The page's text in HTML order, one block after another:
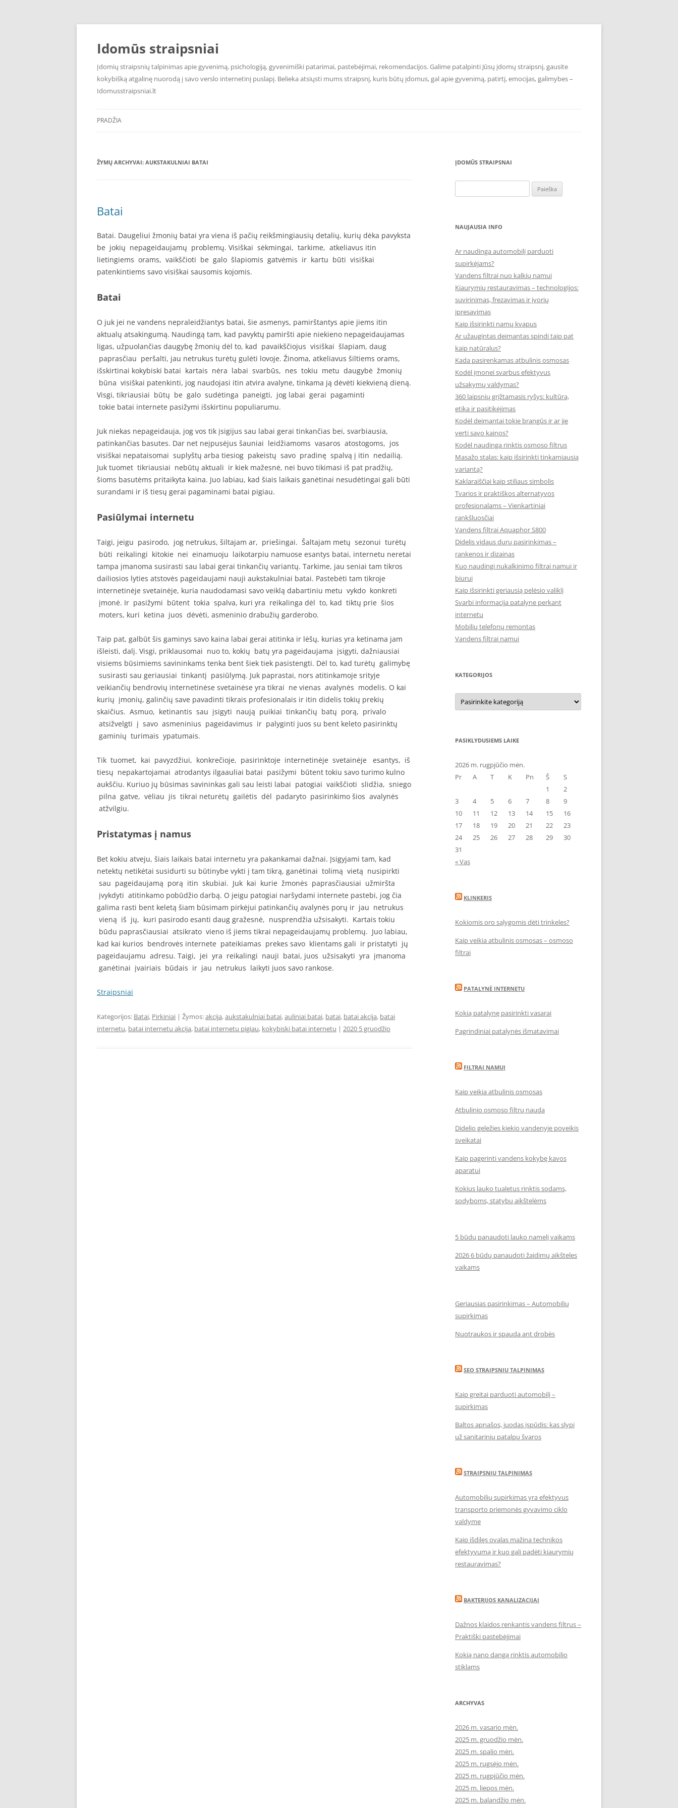
Pereiti
turinio
Idomūs straipsniai
Įdomių straipsnių talpinimas apie gyvenimą, psichologiją, gyvenimiški patarimai, pastebėjimai, rekomendacijos. Galime patalpinti Jūsų įdomų straipsnį, gausite
kokybišką atgalinę nuorodą į savo verslo internetinį puslapį. Belieka atsiųsti mums straipsnį, kuris būtų įdomus, gal apie gyvenimą, patirtį, emocijas, galimybes –
Idomusstraipsniai.lt
PRADŽIA
ŽYMŲ ARCHYVAI: AUKSTAKULNIAI BATAI
Batai
Batai. Daugeliui žmonių batai yra viena iš pačių reikšmingiausių detalių, kurių dėka pavyksta
be jokių nepageidaujamų problemų. Visiškai sėkmingai, tarkime, atkeliavus itin
lietingiems orams, vaikščioti be galo šlapiomis gatvėmis ir kartu būti visiškai
patenkintiems savo visiškai sausomis kojomis.
Batai
O juk jei ne vandens nepraleidžiantys batai, šie asmenys, pamirštantys apie jiems itin
aktualų atsakingumą. Naudingą tam, kad pavyktų pamiršti apie niekieno nepageidaujamas
ligas, užpuolančias daugybę žmonių dėl to, kad pavaikščiojus visiškai šlapiam, daug
paprasčiau peršalti, jau netrukus turėtų gulėti lovoje. Žinoma, atkeliavus šiltiems orams,
išskirtinai kokybiski batai kartais nėra labai svarbūs, nes tokiu metu daugybė žmonių
būna visiškai patenkinti, jog naudojasi itin atvira avalyne, tinkama ją dėvėti kiekvieną dieną.
Visgi, tikriausiai būtų be galo sudėtinga paneigti, jog labai gerai pagaminti
tokie batai internete pasižymi išskirtinu populiarumu.
Juk niekas nepageidauja, jog vos tik įsigijus sau labai gerai tinkančias bei, svarbiausia,
patinkančias basutes. Dar net neįpusėjus šauniai leidžiamoms vasaros atostogoms, jos
visiškai nepataisomai suplyštų arba tiesiog pakeistų savo pradinę spalvą į itin nedailią.
Juk tuomet tikriausiai nebūtų aktuali ir kiek mažesnė, nei buvo tikimasi iš pat pradžių,
šioms basutėms pritaikyta kaina. Juo labiau, kad šiais laikais ganėtinai nesudėtingai gali būti
surandami ir iš tiesų gerai pagaminami batai pigiau.
Pasiūlymai internetu
Taigi, jeigu pasirodo, jog netrukus, šiltajam ar, priešingai. Šaltajam metų sezonui turėtų
būti reikalingi kitokie nei einamuoju laikotarpiu namuose esantys batai, internetu neretai
tampa įmanoma susirasti sau labai gerai tinkančių variantų. Tarkime, jau seniai tam tikros
dailiosios lyties atstovės pageidaujami nauji aukstakulniai batai. Pastebėti tam tikroje
internetinėje svetainėje, kuria naudodamasi savo veiklą dabartiniu metu vykdo konkreti
įmonė. Ir pasižymi būtent tokia spalva, kuri yra reikalinga dėl to, kad tiktų prie šios
moters, kuri ketina juos dėvėti, asmeninio drabužių garderobo.
Taip pat, galbūt šis gaminys savo kaina labai gerai atitinka ir lėšų, kurias yra ketinama jam
išleisti, dalį. Visgi, priklausomai nuo to, kokių batų yra pageidaujama įsigyti, dažniausiai
visiems būsimiems savininkams tenka bent šiek tiek pasistengti. Dėl to, kad turėtų galimybę
susirasti sau geriausiai tinkantį pasiūlymą. Juk paprastai, nors atitinkamoje srityje
veikiančių bendrovių internetinėse svetainėse yra tikrai ne vienas avalynės modelis. O kai
kurių įmonių, galinčių save pavadinti tikrais profesionalais ir itin didelis tokių prekių
skaičius. Asmuo, ketinantis sau įsigyti naują puikiai tinkančių batų porą, privalo
atsižvelgti į savo asmeninius pageidavimus ir palyginti juos su bent keleto pasirinktų
gaminių turimais ypatumais.
Tik tuomet, kai pavyzdžiui, konkrečioje, pasirinktoje internetinėje svetainėje esantys, iš
tiesų nepakartojamai atrodantys ilgaauliai batai pasižymi būtent tokiu savo turimo kulno
aukščiu. Kuriuo jų būsimas savininkas gali sau leisti labai patogiai vaikščioti slidžia, sniego
pilna gatve, vėliau jis tikrai neturėtų gailėtis dėl padaryto pasirinkimo šios avalynės
atžvilgiu.
Pristatymas į namus
Bet kokiu atveju, šiais laikais batai internetu yra pakankamai dažnai. Įsigyjami tam, kad
netektų netikėtai susidurti su būtinybe vykti į tam tikrą, ganėtinai tolimą vietą nusipirkti
sau pageidaujamą porą itin skubiai. Juk kai kurie žmonės paprasčiausiai užmiršta
įvykdyti atitinkamo pobūdžio darbą. O jeigu patogiai naršydami internete pastebi, jog čia
galima rasti bent keletą šiam būsimam pirkėjui patinkančių avalynės porų ir jau netrukus
vieną iš jų, kuri pasirodo esanti daug gražesnė, nusprendžia užsisakyti. Kartais tokiu
būdu paprasčiausiai atsikrato vieno iš jiems tikrai nepageidaujamų problemų. Juo labiau,
kad kai kurios bendrovės internete pateikiamas prekes savo klientams gali ir pristatyti jų
pageidaujamu adresu. Taigi, jei yra reikalingi nauji batai, juos užsisakyti yra įmanoma
ganėtinai įvairiais būdais ir jau netrukus laikyti juos savo rankose.
Straipsniai
Kategorijos: Batai, Pirkiniai | Žymos:akcija,aukstakulniai batai,auliniai batai, batai, batai akcija, batai
internetu, batai internetu akcija, batai internetu pigiau, kokybiski batai internetu | 2020 5 gruodžio
ĮDOMŪS STRAIPSNAI
NAUJAUSIA INFO
Ar naudinga automobilį parduoti
supirkėjams?
Vandens filtrai nuo kalkių namui
Kiaurymių restauravimas – technologijos:
suvirinimas, frezavimas ir įvorių
įpresavimas
Kaip išsirinkti namų kvapus
Ar užaugintas deimantas spindi taip pat
kaip natūralus?
Kada pasirenkamas atbulinis osmosas
Kodėl įmonei svarbus efektyvus
užsakymų valdymas?
360 laipsnių grįžtamasis ryšys: kultūra,
etika ir pasitikėjimas
Kodėl deimantai tokie brangūs ir ar jie
verti savo kainos?
Kodėl naudinga rinktis osmoso filtrus
Masažo stalas: kaip išsirinkti tinkamiausią
variantą?
Kaklaraiščiai kaip stiliaus simbolis
Tvarios ir praktiškos alternatyvos
profesionalams – Vienkartiniai
rankšluosčiai
Vandens filtrai Aquaphor S800
Didelis vidaus durų pasirinkimas –
rankenos ir dizainas
Kuo naudingi nukalkinimo filtrai namui ir
biurui
Kaip išsirinkti geriausią pelėsio valiklį
Svarbi informacija patalyne perkant
internetu
Mobilių telefonų remontas
Vandens filtrai namui
KATEGORIJOS
Kategorijos
PASIKLYDUSIEMS LAIKE
2026 m. rugpjūčio mėn.
Pr
A T K Pn Š
S
1
2
3
4 5 6 7 8
9
10
11 12 13 14 15
16
17
18 19 20 21 22
23
24
25 26 27 28 29
30
31
« Vas
KLINKERIS
Kokiomis oro sąlygomis dėti trinkeles?
Kaip veikia atbulinis osmosas – osmoso
filtrai
PATALYNĖ INTERNETU
Kokią patalynę pasirinkti vasarai
Pagrindiniai patalynės išmatavimai
FILTRAI NAMUI
Kaip veikia atbulinis osmosas
Atbulinio osmoso filtrų nauda
Didelio geležies kiekio vandenyje poveikis
sveikatai
Kaip pagerinti vandens kokybę kavos
aparatui
Kokius lauko tualetus rinktis sodams,
sodyboms, statybų aikštelėms
5 būdų panaudoti lauko namelį vaikams
2026 6 būdų panaudoti žaidimų aikšteles
vaikams
Geriausias pasirinkimas – Automobilių
supirkimas
Nuotraukos ir spauda ant drobės
SEO STRAIPSNIU TALPINIMAS
Kaip greitai parduoti automobilį –
supirkimas
Baltos apnašos, juodas įspūdis: kas slypi
už sanitarinių patalpų švaros
STRAIPSNIU TALPINIMAS
Automobilių supirkimas yra efektyvus
transporto priemonės gyvavimo ciklo
valdyme
Kaip išdilęs ovalas mažina technikos
efektyvumą ir kuo gali padėti kiaurymių
restauravimas?
BAKTERIJOS KANALIZACIJAI
Dažnos klaidos renkantis vandens filtrus –
Praktiški pastebėjimai
Kokią nano dangą rinktis automobilio
stiklams
ARCHYVAS
2026 m. vasario mėn.
2025 m. gruodžio mėn.
2025 m. spalio mėn.
2025 m. rugsėjo mėn.
2025 m. rugpjūčio mėn.
2025 m. liepos mėn.
2025 m. balandžio mėn.